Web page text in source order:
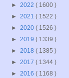
► 2022 ( 1600 )
► 2021 ( 1522 )
► 2020 ( 1526 )
► 2019 ( 1339 )
► 2018 ( 1385 )
► 2017 ( 1344 )
► 2016 ( 1168 )